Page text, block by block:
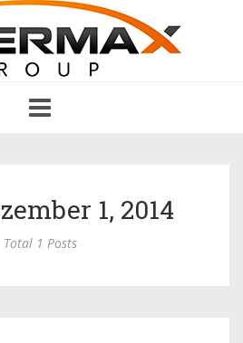
navigation
1, 2014
Total 1 Posts